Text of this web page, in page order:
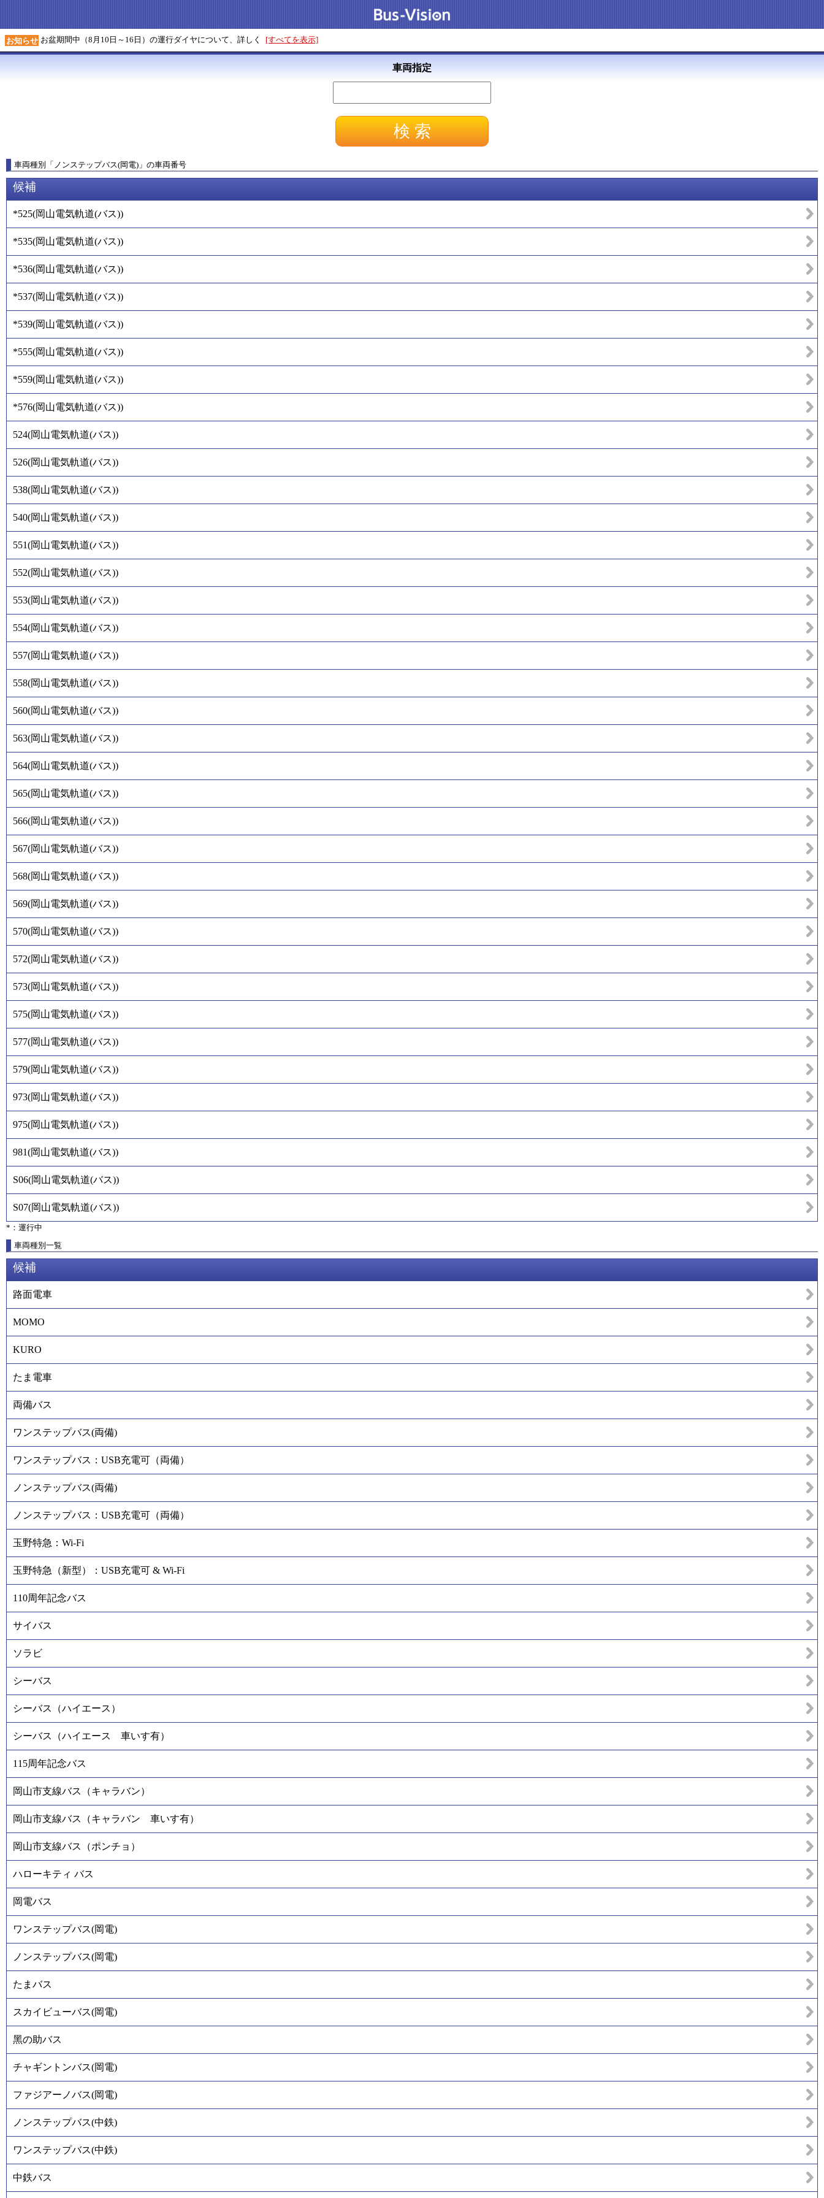
お知らせ お盆期間中（8月10日～16日）の運行ダイヤについて、詳しく [すべてを表示]
車両指定
車両種別 「 ノンステップバス(岡電) 」 の車両番号
候補
*525(岡山電気軌道(バス))
*535(岡山電気軌道(バス))
*536(岡山電気軌道(バス))
*537(岡山電気軌道(バス))
*539(岡山電気軌道(バス))
*555(岡山電気軌道(バス))
*559(岡山電気軌道(バス))
*576(岡山電気軌道(バス))
524(岡山電気軌道(バス))
526(岡山電気軌道(バス))
538(岡山電気軌道(バス))
540(岡山電気軌道(バス))
551(岡山電気軌道(バス))
552(岡山電気軌道(バス))
553(岡山電気軌道(バス))
554(岡山電気軌道(バス))
557(岡山電気軌道(バス))
558(岡山電気軌道(バス))
560(岡山電気軌道(バス))
563(岡山電気軌道(バス))
564(岡山電気軌道(バス))
565(岡山電気軌道(バス))
566(岡山電気軌道(バス))
567(岡山電気軌道(バス))
568(岡山電気軌道(バス))
569(岡山電気軌道(バス))
570(岡山電気軌道(バス))
572(岡山電気軌道(バス))
573(岡山電気軌道(バス))
575(岡山電気軌道(バス))
577(岡山電気軌道(バス))
579(岡山電気軌道(バス))
973(岡山電気軌道(バス))
975(岡山電気軌道(バス))
981(岡山電気軌道(バス))
S06(岡山電気軌道(バス))
S07(岡山電気軌道(バス))
*：運行中
車両種別一覧
候補
路面電車
MOMO
KURO
たま電車
両備バス
ワンステップバス(両備)
ワンステップバス：USB充電可（両備）
ノンステップバス(両備)
ノンステップバス：USB充電可（両備）
玉野特急：Wi-Fi
玉野特急（新型）：USB充電可 & Wi-Fi
110周年記念バス
サイバス
ソラビ
シーバス
シーバス（ハイエース）
シーバス（ハイエース 車いす有）
115周年記念バス
岡山市支線バス（キャラバン）
岡山市支線バス（キャラバン 車いす有）
岡山市支線バス（ポンチョ）
ハローキティ バス
岡電バス
ワンステップバス(岡電)
ノンステップバス(岡電)
たまバス
スカイビューバス(岡電)
黑の助バス
チャギントンバス(岡電)
ファジアーノバス(岡電)
ノンステップバス(中鉄)
ワンステップバス(中鉄)
中鉄バス